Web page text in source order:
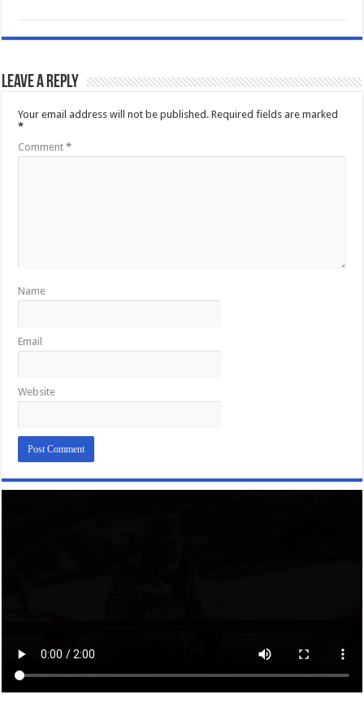
Leave a Reply
Your email address will not be published. Required fields are marked
*
Comment*
Name
Email
Website